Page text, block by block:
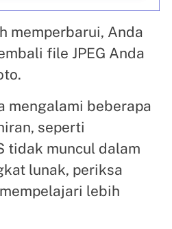
memperbarui, Anda
file JPEG Anda
mengalami beberapa
seperti
tidak muncul dalam
lunak, periksa
lebih